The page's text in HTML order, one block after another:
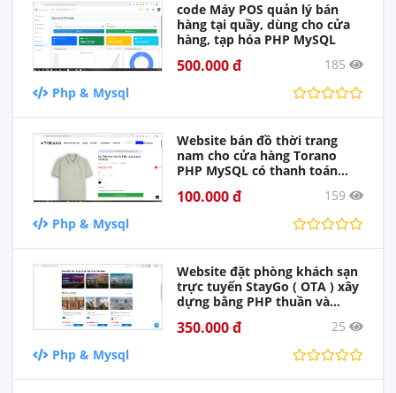
code Máy POS quản lý bán
hàng tại quầy, dùng cho cửa
hàng, tạp hóa PHP MySQL
500.000 đ
185
Php & Mysql
Website bán đồ thời trang
nam cho cửa hàng Torano
PHP MySQL có thanh toán
100.000 đ
159
Php & Mysql
Website đặt phòng khách sạn
trực tuyến StayGo ( OTA ) xây
dựng bằng PHP thuần và
toán VNPay, MoMo, PayOS,
đăng nhập Google, quản trị
admin hoàn chỉnh. Phù hợp
làm đồ án môn học hoặc dự
350.000 đ
25
Php & Mysql